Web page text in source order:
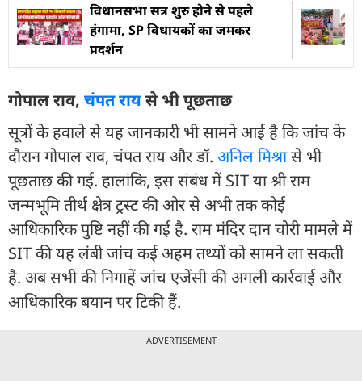
विधानसभा सत्र शुरु होने से पहले
हंगामा, SP विधायकों का जमकर
प्रदर्शन
गोपाल राव, चंपत रायसे भी पूछताछ
सूत्रों के हवाले से यह जानकारी भी सामने आई है कि जांच के
दौरान गोपाल राव, चंपत राय और डॉ. अनिल मिश्रासे भी
पूछताछ की गई. हालांकि, इस संबंध में SIT या श्री राम
जन्मभूमि तीर्थ क्षेत्र ट्रस्ट की ओर से अभी तक कोई
आधिकारिक पुष्टि नहीं की गई है. राम मंदिर दान चोरी मामले में
SIT की यह लंबी जांच कई अहम तथ्यों को सामने ला सकती
है. अब सभी की निगाहें जांच एजेंसी की अगली कार्रवाई और
आधिकारिक बयान पर टिकी हैं.
ADVERTISEMENT